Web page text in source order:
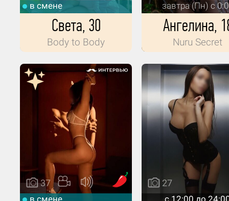
в смене
Света, 30
Body to Body
завтра (Пн) с
Ангелина,
Nuru Secret
в смене
37
c 12:00 до
27